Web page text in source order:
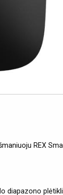
REX
diapazono